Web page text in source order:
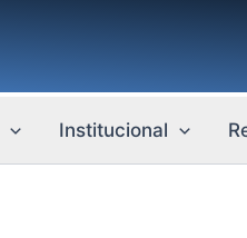
Institucional